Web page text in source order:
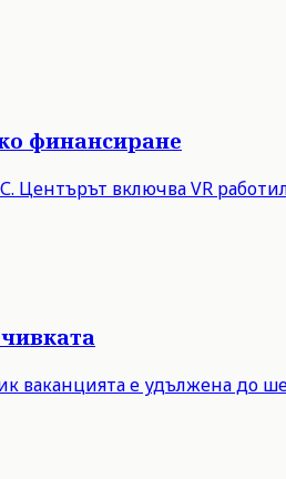
финансиране
Центърът включва VR
ваканцията е удължена до